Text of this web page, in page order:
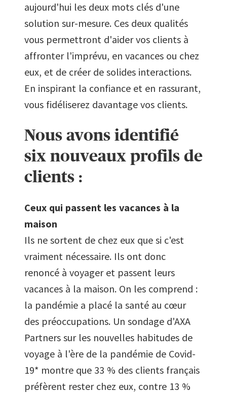
aujourd'hui les deux mots clés d'une
solution sur-mesure. Ces deux qualités
vous permettront d'aider vos clients à
affronter l'imprévu, en vacances ou chez
eux, et de créer de solides interactions.
En inspirant la confiance et en rassurant,
vous fidéliserez davantage vos clients.
Nous avons identifié
six nouveaux profils de
clients :
Ceux qui passent les vacances à la
maison
Ils ne sortent de chez eux que si c'est
vraiment nécessaire. Ils ont donc
renoncé à voyager et passent leurs
vacances à la maison. On les comprend :
la pandémie a placé la santé au cœur
des préoccupations. Un sondage d'AXA
Partners sur les nouvelles habitudes de
voyage à l'ère de la pandémie de Covid-
19* montre que 33 % des clients français
préfèrent rester chez eux, contre 13 %